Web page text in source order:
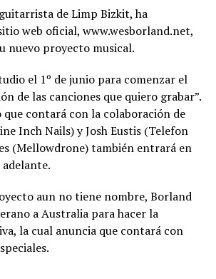
guitarrista de Limp Bizkit, ha
web oficial, www.wesborland.net,
nuevo proyecto musical.
el 1º de junio para comenzar el
de las canciones que quiero grabar”.
contará con la colaboración de
Inch Nails) y Josh Eustis (Telefon
(Mellowdrone) también entrará en
aun no tiene nombre, Borland
a Australia para hacer la
la cual anuncia que contará con